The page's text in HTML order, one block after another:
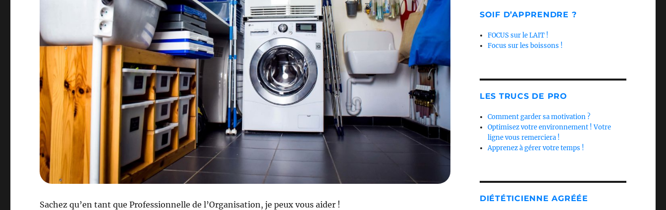
Sachez qu’en tant que Professionnelle de l’Organisation, je peux vous aider !
SOIF D’APPRENDRE ?
FOCUS sur le LAIT !
Focus sur les boissons !
LES TRUCS DE PRO
Comment garder sa motivation ?
Optimisez votre environnement ! Votre
ligne vous remerciera !
Apprenez à gérer votre temps !
DIÉTÉTICIENNE AGRÉÉE